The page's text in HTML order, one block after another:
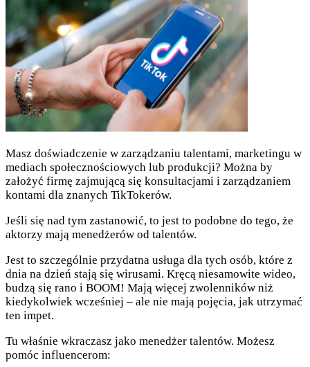
Masz doświadczenie w zarządzaniu talentami, marketingu w
mediach społecznościowych lub produkcji? Można by
założyć firmę zajmującą się konsultacjami i zarządzaniem
kontami dla znanych TikTokerów.
Jeśli się nad tym zastanowić, to jest to podobne do tego, że
aktorzy mają menedżerów od talentów.
Jest to szczególnie przydatna usługa dla tych osób, które z
dnia na dzień stają się wirusami. Kręcą niesamowite wideo,
budzą się rano i BOOM! Mają więcej zwolenników niż
kiedykolwiek wcześniej – ale nie mają pojęcia, jak utrzymać
ten impet.
Tu właśnie wkraczasz jako menedżer talentów. Możesz
pomóc influencerom: